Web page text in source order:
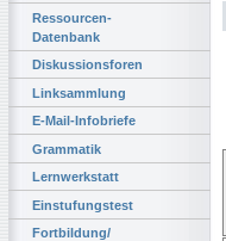
Ressourcen-
Datenbank
Diskussionsforen
Linksammlung
E-Mail-Infobriefe
Grammatik
Lernwerkstatt
Einstufungstest
Fortbildung/